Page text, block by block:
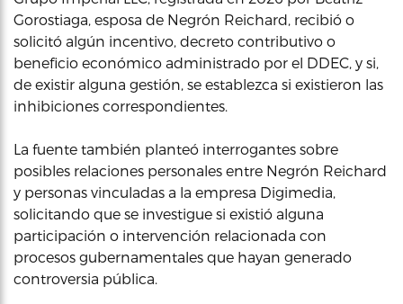
Gorostiaga, esposa de Negrón Reichard, recibió o
solicitó algún incentivo, decreto contributivo o
beneficio económico administrado por el DDEC, y si,
de existir alguna gestión, se establezca si existieron las
inhibiciones correspondientes.
La fuente también planteó interrogantes sobre
posibles relaciones personales entre Negrón Reichard
y personas vinculadas a la empresa Digimedia,
solicitando que se investigue si existió alguna
participación o intervención relacionada con
procesos gubernamentales que hayan generado
controversia pública.